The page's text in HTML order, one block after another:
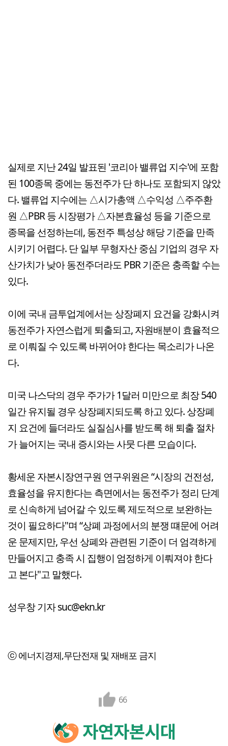
실제로 지난 24일 발표된 '코리아 밸류업 지수'에 포함
된 100종목 중에는 동전주가 단 하나도 포함되지 않았
다. 밸류업 지수에는 △시가총액 △수익성 △주주환
원 △PBR 등 시장평가 △자본효율성 등을 기준으로
종목을 선정하는데, 동전주 특성상 해당 기준을 만족
시키기 어렵다. 단 일부 무형자산 중심 기업의 경우 자
산가치가 낮아 동전주더라도 PBR 기준은 충족할 수는
있다.
이에 국내 금투업계에서는 상장폐지 요건을 강화시켜
동전주가 자연스럽게 퇴출되고, 자원배분이 효율적으
로 이뤄질 수 있도록 바뀌어야 한다는 목소리가 나온
다.
미국 나스닥의 경우 주가가 1달러 미만으로 최장 540
일간 유지될 경우 상장폐지되도록 하고 있다. 상장폐
지 요건에 들더라도 실질심사를 받도록 해 퇴출 절차
가 늘어지는 국내 증시와는 사뭇 다른 모습이다.
황세운 자본시장연구원 연구위원은 “시장의 건전성,
효율성을 유지한다는 측면에서는 동전주가 정리 단계
로 신속하게 넘어갈 수 있도록 제도적으로 보완하는
것이 필요하다"며 “상폐 과정에서의 분쟁 떄문에 어려
운 문제지만, 우선 상폐와 관련된 기준이 더 엄격하게
만들어지고 충족 시 집행이 엄정하게 이뤄져야 한다
고 본다"고 말했다.
성우창 기자 suc@ekn.kr
ⓒ 에너지경제,무단전재 및 재배포 금지
66